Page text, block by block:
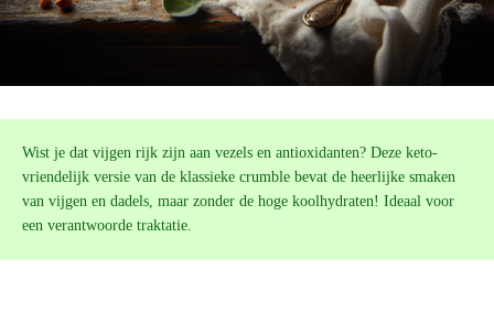
Wist je dat vijgen rijk zijn aan vezels en antioxidanten? Deze keto-
vriendelijk versie van de klassieke crumble bevat de heerlijke smaken
van vijgen en dadels, maar zonder de hoge koolhydraten! Ideaal voor
een verantwoorde traktatie.